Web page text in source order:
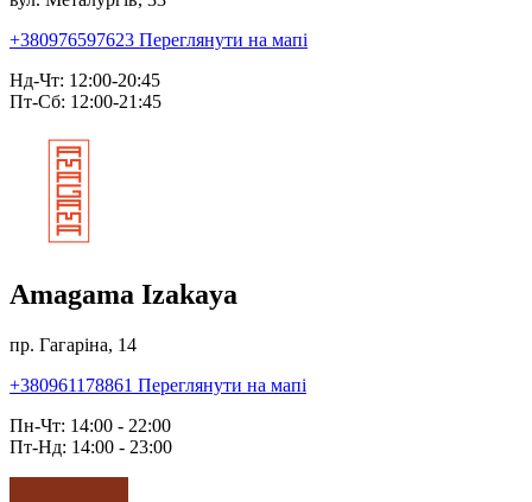
+380976597623 Переглянути на мапі
Нд-Чт: 12:00-20:45
Пт-Сб: 12:00-21:45
Amagama Izakaya
пр. Гагаріна, 14
+380961178861 Переглянути на мапі
Пн-Чт: 14:00 - 22:00
Пт-Нд: 14:00 - 23:00